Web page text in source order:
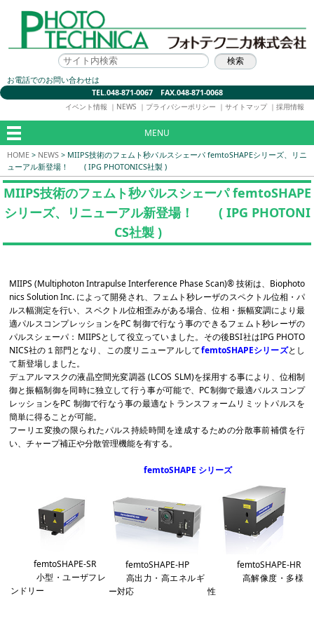
お電話でのお問い合わせは
TEL.048-871-0067 FAX.048-871-0068
イベント情報 ｜ NEWS ｜ プライバシーポリシー ｜ サイトマップ ｜ 採用情報
MENU
HOME > NEWS > MIIPS技術のフェムト秒パルスシェーパ femtoSHAPEシリーズ、リニ
ューアル新登場！ ( IPG PHOTONICS社製 )
MIIPS技術のフェムト秒パルスシェーパ femtoSHAPE
シリーズ、リニューアル新登場！ ( IPG PHOTONI
CS社製 )
MIIPS (Multiphoton Intrapulse Interference Phase Scan)® 技術は、Biophoto
nics Solution Inc. によって開発され、フェムト秒レーザのスペクトル位相・パ
ルス幅測定を行い、スペクトル位相歪みがある場合、位相・振幅変調により最
適パルスコンプレッションをPC 制御で行なう事のできるフェムト秒レーザの
パルスシェーパ：MIIPSとして役立っていました。その後BSI社はIPG PHOTO
NICS社の１部門となり、この度リニューアルしてfemtoSHAPEシリーズとし
て新登場しました。
デュアルマスクの液晶空間光変調器 (LCOS SLM)を採用する事により、位相制
御と振幅制御を同時に独立して行う事が可能で、PC制御で最適パルスコンプ
レッションをPC 制御で行なう事の最適なトランスフォームリミットパルスを
簡単に得ることが可能。
フーリエ変換の限られたパルス持続時間を達成するための分散事前補償を行
い、チャープ補正や分散管理機能を有する。
femtoSHAPE シリーズ
femtoSHAPE-SR
小型・ユーザフレ
ンドリー
femtoSHAPE-HP
高出力・高エネルギ
ー対応
femtoSHAPE-HR
高解像度・多様
性